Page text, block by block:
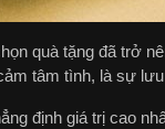
quà tặng đã trở
tâm tình, là sự
định giá trị cao